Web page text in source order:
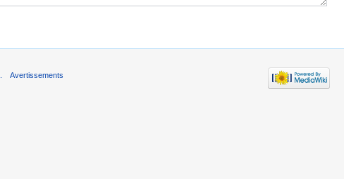
Avertissements